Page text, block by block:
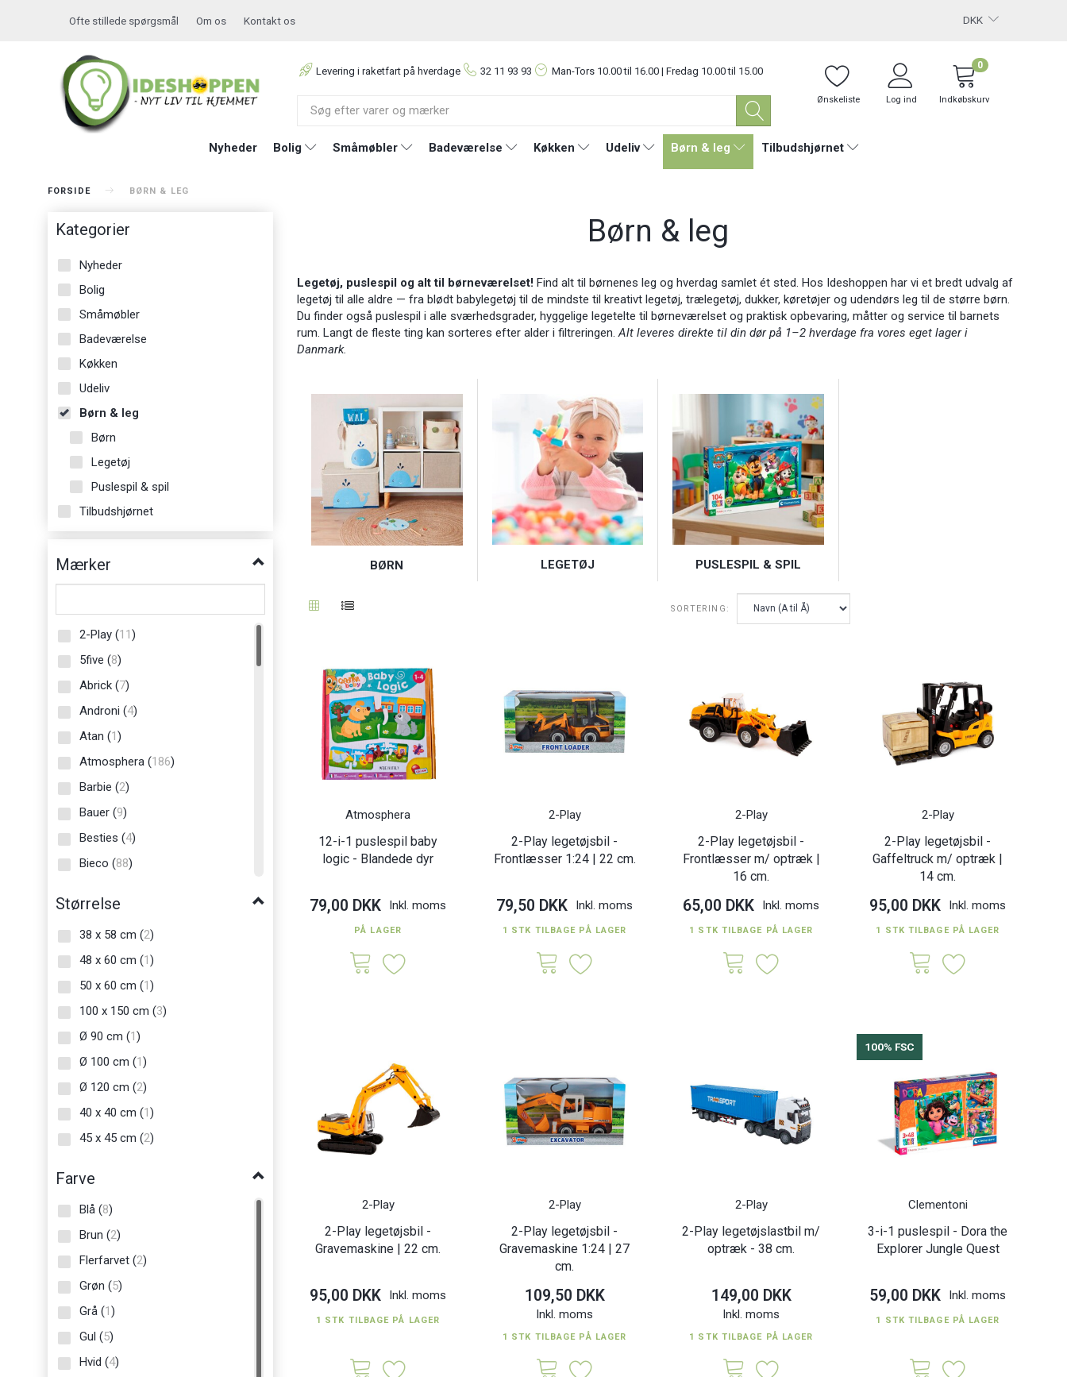
DKK
Ofte stillede spørgsmål Om os Kontakt os
Levering i raketfart på hverdage 32 11 93 93 Man-Tors 10.00 til 16.00 | Fredag 10.00 til 15.00
Ønskeliste Log ind Indkøbskurv
0
Nyheder Bolig Småmøbler Badeværelse Køkken Udeliv Børn & leg Tilbudshjørnet
FORSIDE BØRN & LEG
Kategorier
Nyheder
Bolig
Småmøbler
Badeværelse
Køkken
Udeliv
Børn & leg
Børn
Legetøj
Puslespil & spil
Tilbudshjørnet
Mærker
2-Play (11)
5five (8)
Abrick (7)
Androni (4)
Atan (1)
Atmosphera (186)
Barbie (2)
Bauer (9)
Besties (4)
Bieco (88)
Burago
Burago Junior
By Javy(2)
Carioca(2)
Castorland(8 )
Clayre & Eef
Clementoni(
Craft ID(4)
DC Comics©(
Deltas( 1)
Disney©
Duschy
Edo Copenhagen
Edushape
Eichhorn
Etoile(
Grafix (9
Størrelse
38 x 58 cm (2)
48 x 60 cm (1)
50 x 60 cm (1)
100 x 150 cm (3)
Ø 90 cm (1)
Ø 100 cm (1)
Ø 120 cm (2)
40 x 40 cm (1)
45 x 45 cm (2)
Farve
Blå (8)
Brun (2)
Flerfarvet (2)
Grøn (5)
Grå (1)
Gul (5)
Hvid (4)
Børn & leg
Legetøj, puslespil og alt til børneværelset!Find alt til børnenes leg og hverdag samlet ét sted. Hos Ideshoppen har vi et bredt udvalg af
legetøj til alle aldre — fra blødt babylegetøj til de mindste til kreativt legetøj, trælegetøj, dukker, køretøjer og udendørs leg til de større børn.
Du finder også puslespil i alle sværhedsgrader, hyggelige legetelte til børneværelset og praktisk opbevaring, måtter og service til barnets
rum. Langt de fleste ting kan sorteres efter alder i filtreringen.Alt leveres direkte til din dør på 1–2 hverdage fra vores eget lager i
Danmark.
BØRN LEGETØJ PUSLESPIL & SPIL
SORTERING:
Atmosphera
12-i-1 puslespil baby
logic - Blandede dyr
79,00 DKK Inkl. moms
PÅ LAGER
2-Play
2-Play legetøjsbil -
Frontlæsser 1:24 | 22 cm.
79,50 DKK Inkl. moms
1 STK TILBAGE PÅ LAGER
2-Play
2-Play legetøjsbil -
Frontlæsser m/ optræk |
16 cm.
65,00 DKK Inkl. moms
1 STK TILBAGE PÅ LAGER
2-Play
2-Play legetøjsbil -
Gaffeltruck m/ optræk |
14 cm.
95,00 DKK Inkl. moms
1 STK TILBAGE PÅ LAGER
2-Play
2-Play legetøjsbil -
Gravemaskine | 22 cm.
95,00 DKK Inkl. moms
1 STK TILBAGE PÅ LAGER
2-Play
2-Play legetøjsbil -
Gravemaskine 1:24 | 27
cm.
109,50 DKK
Inkl. moms
1 STK TILBAGE PÅ LAGER
2-Play
2-Play legetøjslastbil m/
optræk - 38 cm.
149,00 DKK
Inkl. moms
1 STK TILBAGE PÅ LAGER
100% FSC
Clementoni
3-i-1 puslespil - Dora the
Explorer Jungle Quest
59,00 DKK Inkl. moms
1 STK TILBAGE PÅ LAGER